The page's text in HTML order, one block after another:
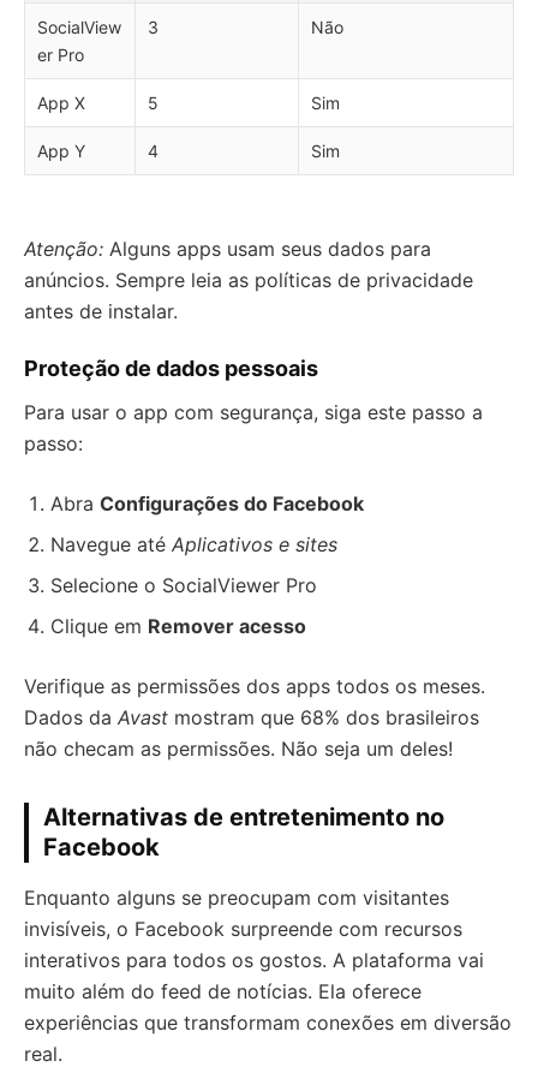
SocialView
er Pro
3 Não
App X 5 Sim
App Y 4 Sim
Atenção: Alguns apps usam seus dados para
anúncios. Sempre leia as políticas de privacidade
antes de instalar.
Proteção de dados pessoais
Para usar o app com segurança, siga este passo a
passo:
Abra Configurações do Facebook
Navegue até Aplicativos e sites
Selecione o SocialViewer Pro
Clique em Remover acesso
Verifique as permissões dos apps todos os meses.
Dados da Avast mostram que 68% dos brasileiros
não checam as permissões. Não seja um deles!
Alternativas de entretenimento no
Facebook
Enquanto alguns se preocupam com visitantes
invisíveis, o Facebook surpreende com recursos
interativos para todos os gostos. A plataforma vai
muito além do feed de notícias. Ela oferece
experiências que transformam conexões em diversão
real.